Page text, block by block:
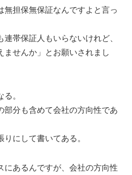
無担保無保証なんですよと言っ
連帯保証人もいらないけれど、
ませんか」とお願いされまし
。
部分も含めて会社の方向性であ
にして書いてある。
にあるんですが、会社の方向性